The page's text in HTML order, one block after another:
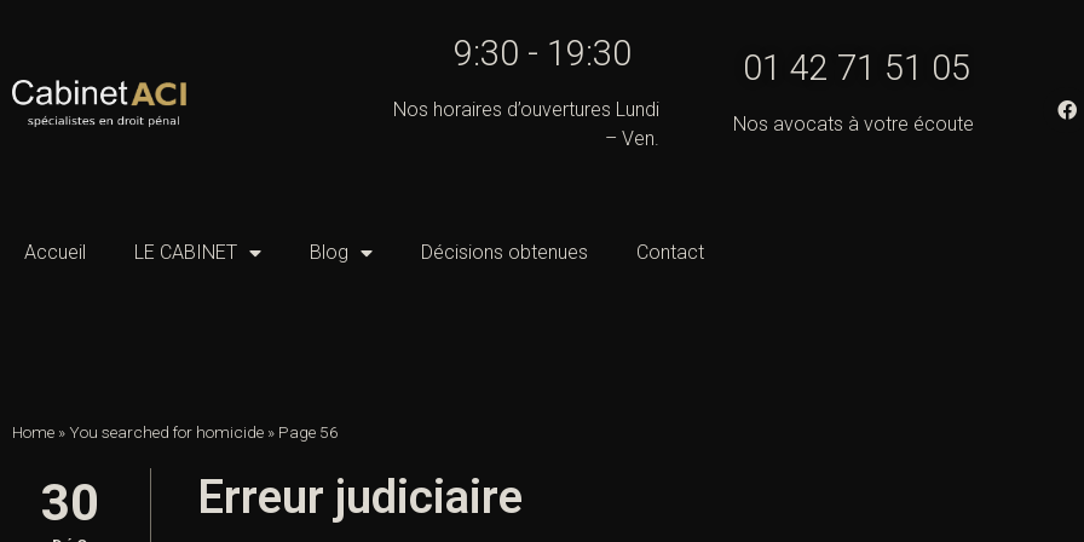
9:30 - 19:30
Nos horaires d’ouvertures Lundi
– Ven.
01 42 71 51 05
Nos avocats à votre écoute
Accueil LE CABINET Blog Décisions obtenues Contact
Home »You searched for homicide » Page 56
30 Erreur judiciaire